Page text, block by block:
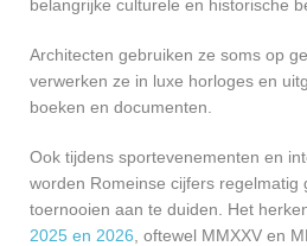
belangrijke culturele en historische
Architecten gebruiken ze soms op
verwerken ze in luxe horloges en
boeken en documenten.
Ook tijdens sportevenementen en
worden Romeinse cijfers regelmatig
toernooien aan te duiden. Het
2025 en 2026 , oftewel MMXXV en